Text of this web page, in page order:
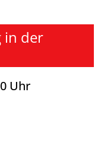
in der
Uhr